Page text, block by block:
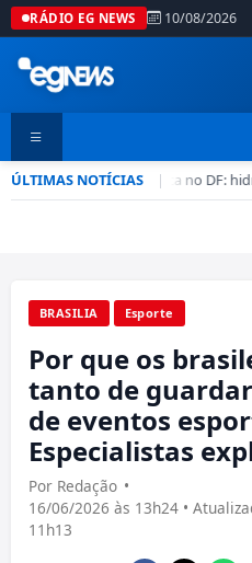
RÁDIO EG NEWS 10/08/2026
ÚLTIMAS NOTÍCIAS |
Seca no DF:
BRASILIA Esporte
Por que os
tanto de
de eventos
Especialistas
Por Redação •
16/06/2026 às 13h24 •
11h13